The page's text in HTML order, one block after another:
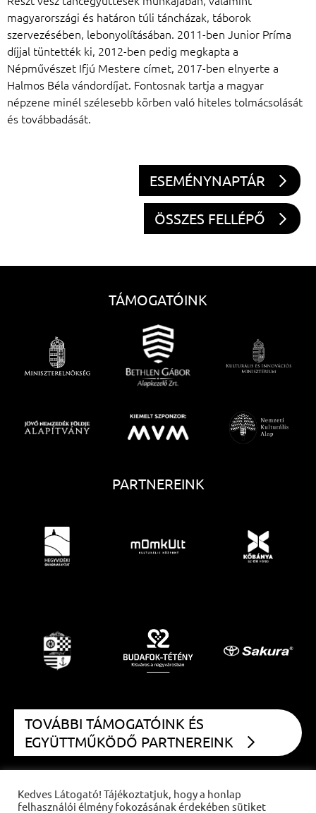
magyarországi és határon túli táncházak, táborok
szervezésében, lebonyolításában. 2011-ben Junior Príma
díjjal tüntették ki, 2012-ben pedig megkapta a
Népművészet Ifjú Mestere címet, 2017-ben elnyerte a
Halmos Béla vándordíjat. Fontosnak tartja a magyar
népzene minél szélesebb körben való hiteles tolmácsolását
és továbbadását.
ESEMÉNYNAPTÁR
ÖSSZES FELLÉPŐ
TÁMOGATÓINK
PARTNEREINK
TOVÁBBI TÁMOGATÓINK ÉS
EGYÜTTMŰKÖDŐ PARTNEREINK
COPYRIGHT CZIFFRA FESZTIVÁL2021 | MINDEN JOG FENNTARTVA
Kedves Látogató! Tájékoztatjuk, hogy a honlap
felhasználói élmény fokozásának érdekében sütiket